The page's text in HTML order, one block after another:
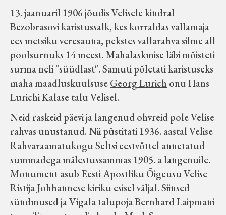
13. jaanuaril 1906 jõudis Velisele kindral
Bezobrasovi karistussalk, kes korraldas vallamaja
ees metsiku veresauna, pekstes vallarahva silme all
poolsurnuks 14 meest. Mahalaskmise läbi mõisteti
surma neli "süüdlast". Samuti põletati karistuseks
maha maadluskuulsuseGeorg Lurich onu Hans
Lurichi Kalase talu Velisel.
Neid raskeid päevi ja langenud ohvreid pole Velise
rahvas unustanud. Nii püstitati 1936. aastal Velise
Rahvaraamatukogu Seltsi eestvõttel annetatud
summadega mälestussammas 1905. a langenuile.
Monument asub Eesti Apostliku Õigeusu Velise
Ristija Johhannese kiriku esisel väljal. Siinsed
sündmused ja Vigala talupoja Bernhard Laipmani